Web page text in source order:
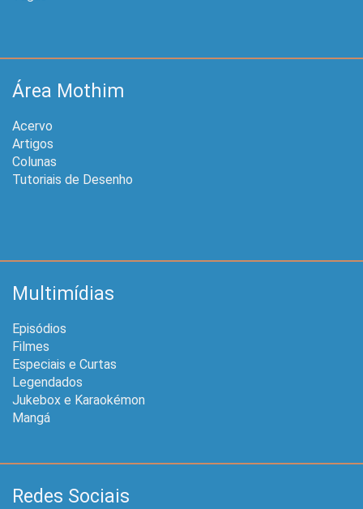
Área Mothim
Acervo
Artigos
Colunas
Tutoriais de Desenho
Multimídias
Episódios
Filmes
Especiais e Curtas
Legendados
Jukebox e Karaokémon
Mangá
Redes Sociais